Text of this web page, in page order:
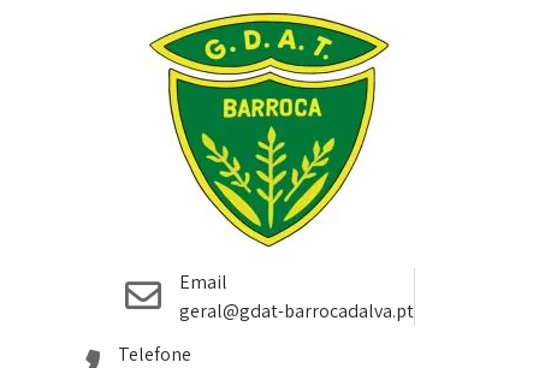
G.D.A.T. Barroca D'Alva
– Futsal Alcochete
Futsal Alcochete São Francisco Montijo
Email
geral@gdat-barrocadalva.pt
Telefone